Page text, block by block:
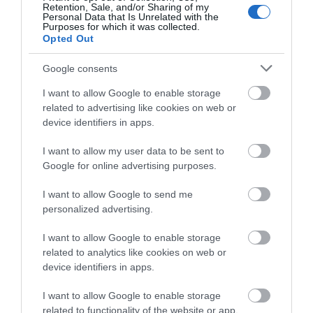
Retention, Sale, and/or Sharing of my
Personal Data that Is Unrelated with the
Purposes for which it was collected.
Opted Out
Google consents
I want to allow Google to enable storage
related to advertising like cookies on web or
device identifiers in apps.
I want to allow my user data to be sent to
Google for online advertising purposes.
I want to allow Google to send me
personalized advertising.
I want to allow Google to enable storage
related to analytics like cookies on web or
device identifiers in apps.
I want to allow Google to enable storage
related to functionality of the website or app.
Αυτοψία στα καμένα: 37 σπίτια
κρίθηκαν κατεδαφιστέα στο
Πόρτο Γερμενό
Εύβοια: Αυτός είναι ο 36χρονος
επιχειρηματίας πού έχασε την
ζωή του
Οδηγός λεωφορείου υπέστη
καρδιακό επεισόδιο ενώ οδηγούσε
07.08.2026 | 17:00
Αυγουστιάτικη απόβαση στην
Εύβοια – «Κόκκινο» πριν από την
Υψηλή Γέφυρα Χαλκίδας
Όλες οι τελευταίες ειδήσεις
ΠΕΡΙΣΣΟΤΕΡΑ ΑΠΟ ΕΙΔΗΣΕΙΣ ΕΥΒΟΙΑ
Ράγισαν καρδιές στην
«αντίο» στον 36χρονο
επιχειρηματία
δικαστήρια για τις
ανεμογεννήτριες